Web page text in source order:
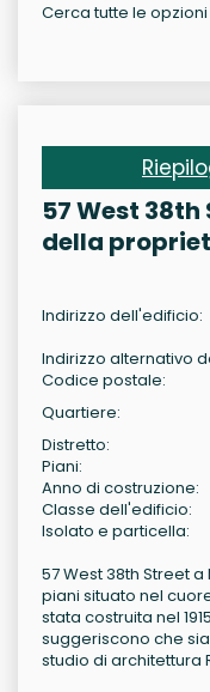
Cerca tutte le opzioni
57 West
della
Indirizzo dell'edificio:
Indirizzo alternativo
Codice postale:
Quartiere:
Distretto:
Piani:
Anno di costruzione:
Classe dell'edificio:
Isolato e particella:
57 West 38th Street a
piani situato nel
stata costruita nel
suggeriscono che
studio di architettura